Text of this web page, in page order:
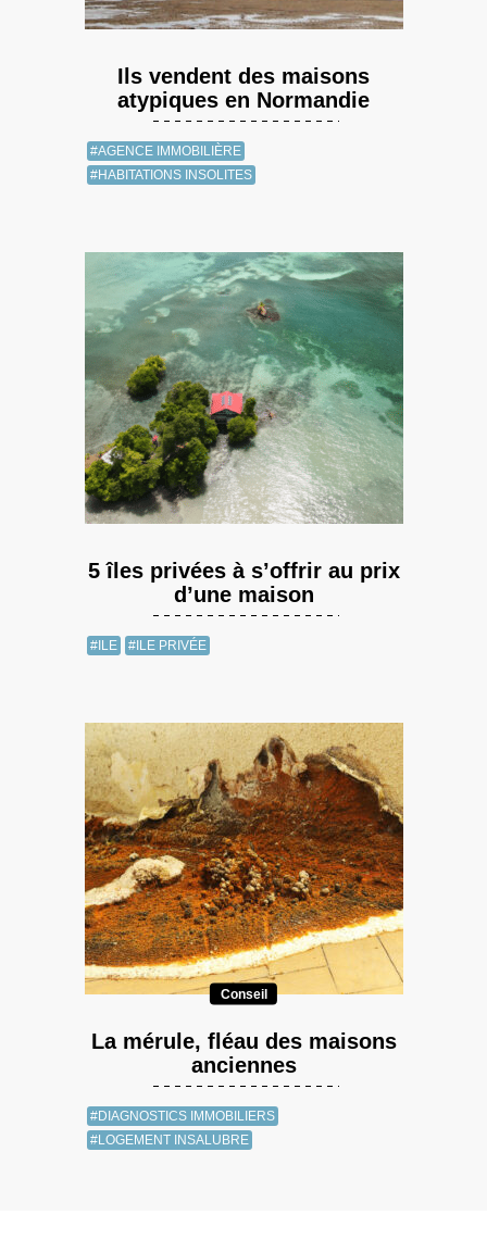
Ils vendent des maisons
atypiques en Normandie
#AGENCE IMMOBILIÈRE
#HABITATIONS INSOLITES
5 îles privées à s’offrir au prix
d’une maison
#ILE #ILE PRIVÉE
Conseil
La mérule, fléau des maisons
anciennes
#DIAGNOSTICS IMMOBILIERS
#LOGEMENT INSALUBRE